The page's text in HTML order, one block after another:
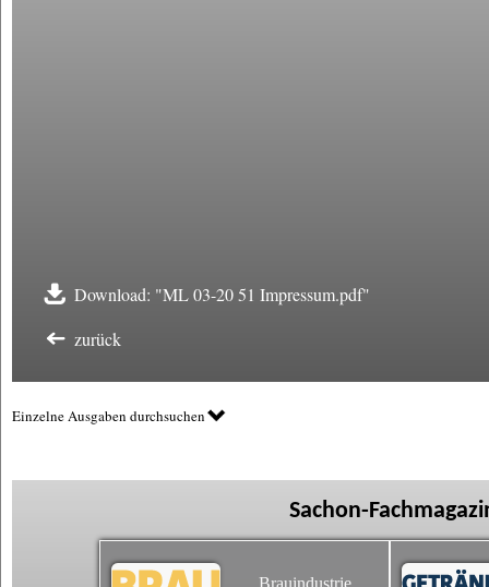
Download: "ML 03-20 51 Impressum.pdf"
zurück
Einzelne Ausgaben durchsuchen
Sachon-
Brauindustrie